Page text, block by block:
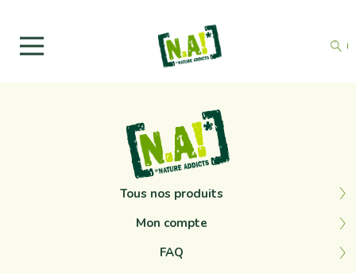
Tous nos produits
Mon compte
FAQ